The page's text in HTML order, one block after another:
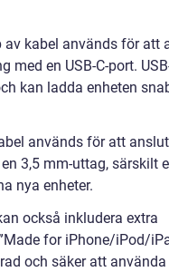
av kabel används för att
en USB-C-port.
kan ladda enheten
används för att
3,5 mm-uttag, särskilt
nya enheter.
också inkludera extra
for iPhone/iPod/
och säker att